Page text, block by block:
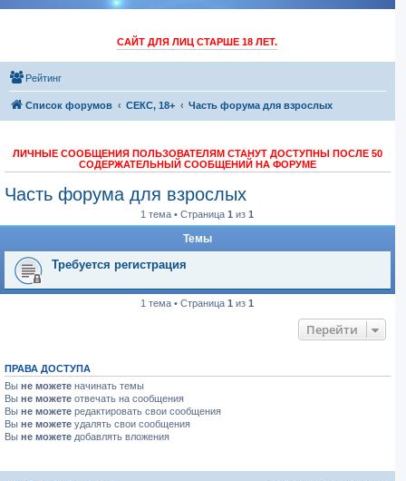
САЙТ ДЛЯ ЛИЦ СТАРШЕ 18 ЛЕТ.
Рейтинг
Список форумов СЕКС, 18+ Часть форума для взрослых
ЛИЧНЫЕ СООБЩЕНИЯ ПОЛЬЗОВАТЕЛЯМ СТАНУТ ДОСТУПНЫ ПОСЛЕ 50
СОДЕРЖАТЕЛЬНЫЙ СООБЩЕНИЙ НА ФОРУМЕ
Часть форума для взрослых
1 тема • Страница1 из1
Темы
Требуется регистрация
1 тема • Страница1 из1
Перейти
ПРАВА ДОСТУПА
Вы не можете начинать темы
Вы не можете отвечать на сообщения
Вы не можете редактировать свои сообщения
Вы не можете удалять свои сообщения
Вы не можете добавлять вложения